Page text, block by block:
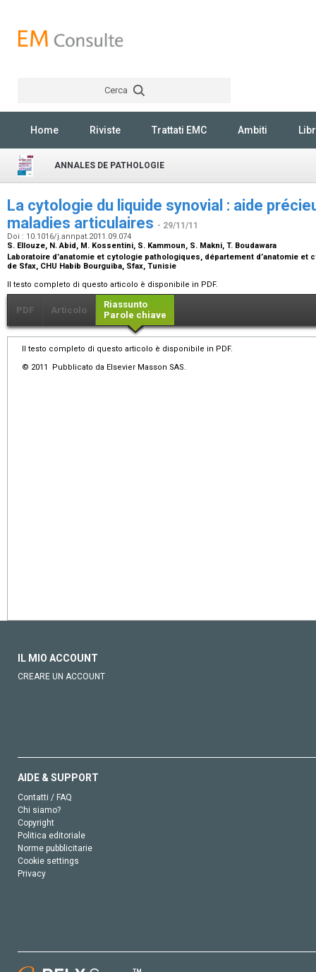
Cerca
Home Riviste Trattati EMC Ambiti
ANNALES DE PATHOLOGIE
La cytologie du liquide synovial : aide
maladies articulaires - 29/11/11
Doi : 10.1016/j.annpat.2011.09.074
S. Ellouze, N. Abid, M. Kossentini, S. Kammoun, S. Makni, T. Boudawara
Laboratoire d’anatomie et cytologie pathologiques, département d’anatomie
de Sfax, CHU Habib Bourguiba, Sfax, Tunisie
Il testo completo di questo articolo è disponibile in PDF.
PDF Articolo
Riassunto
Parole chiave
Il testo completo di questo articolo è disponibile in PDF.
© 2011 Pubblicato da Elsevier Masson SAS.
IL MIO ACCOUNT
CREARE UN ACCOUNT
AIDE & SUPPORT
Contatti / FAQ
Chi siamo?
Copyright
Politica editoriale
Norme pubblicitarie
Cookie settings
Privacy